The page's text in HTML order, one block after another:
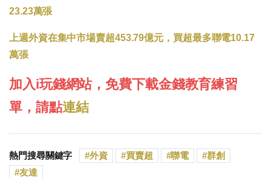
23.23萬張
上週外資在集中市場賣超453.79億元，買超最多聯電10.17
萬張
加入i玩錢網站，免費下載金錢教育練習
單，請點連結
熱門搜尋關鍵字 外資 買賣超 聯電
群創
友達